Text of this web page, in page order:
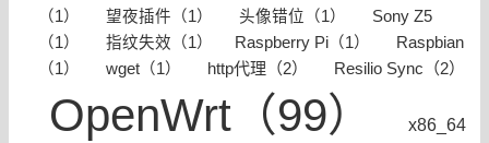
（1）
望夜插件（1） 头像错位（1）
Sony Z5
（1）
指纹失效（1） ​Raspberry Pi（1）
Raspbian
（1）
wget（1） http代理（2） Resilio Sync（2）
OpenWrt（99）
x86_64